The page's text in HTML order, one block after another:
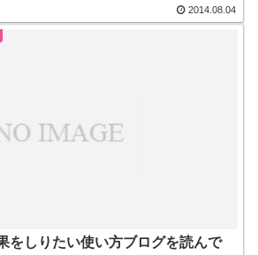
2014.08.04
をしりたい使い方ブログを読んで